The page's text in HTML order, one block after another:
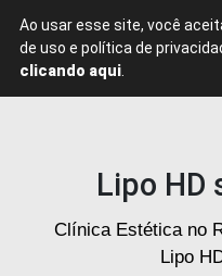
Clínica
de
Estética
Lipo HD
Clínica Estética no
Lipo
Ao usar esse site, você
de uso e política de
clicando aqui